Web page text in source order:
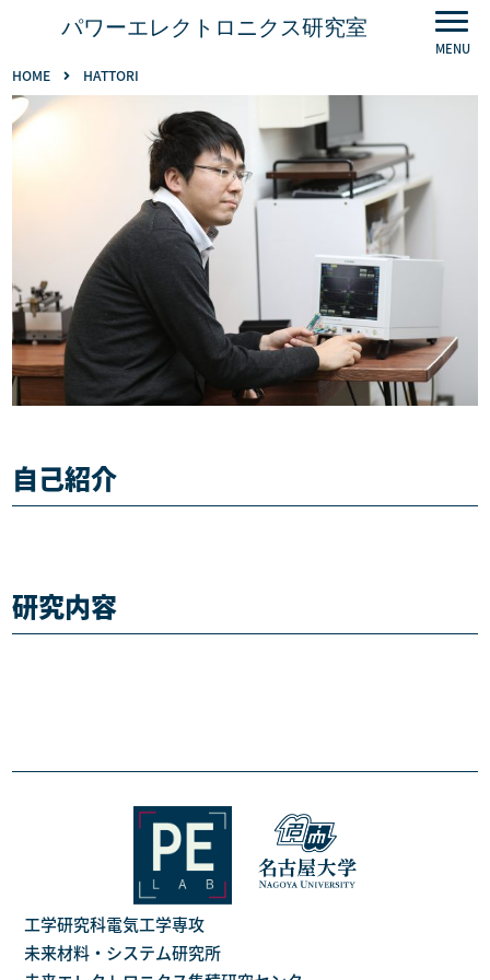
パワーエレクトロニクス研究室
HOME HATTORI
自己紹介
研究内容
工学研究科電気工学専攻
未来材料・システム研究所